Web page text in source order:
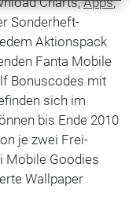
Sonderheft-
Aktionspack
Fanta Mobile
Bonuscodes mit
sich im
bis Ende 2010
je zwei Frei-
Mobile Goodies
Wallpaper